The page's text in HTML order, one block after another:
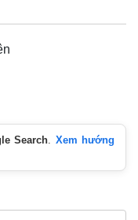
tích
Search. Xem hướng